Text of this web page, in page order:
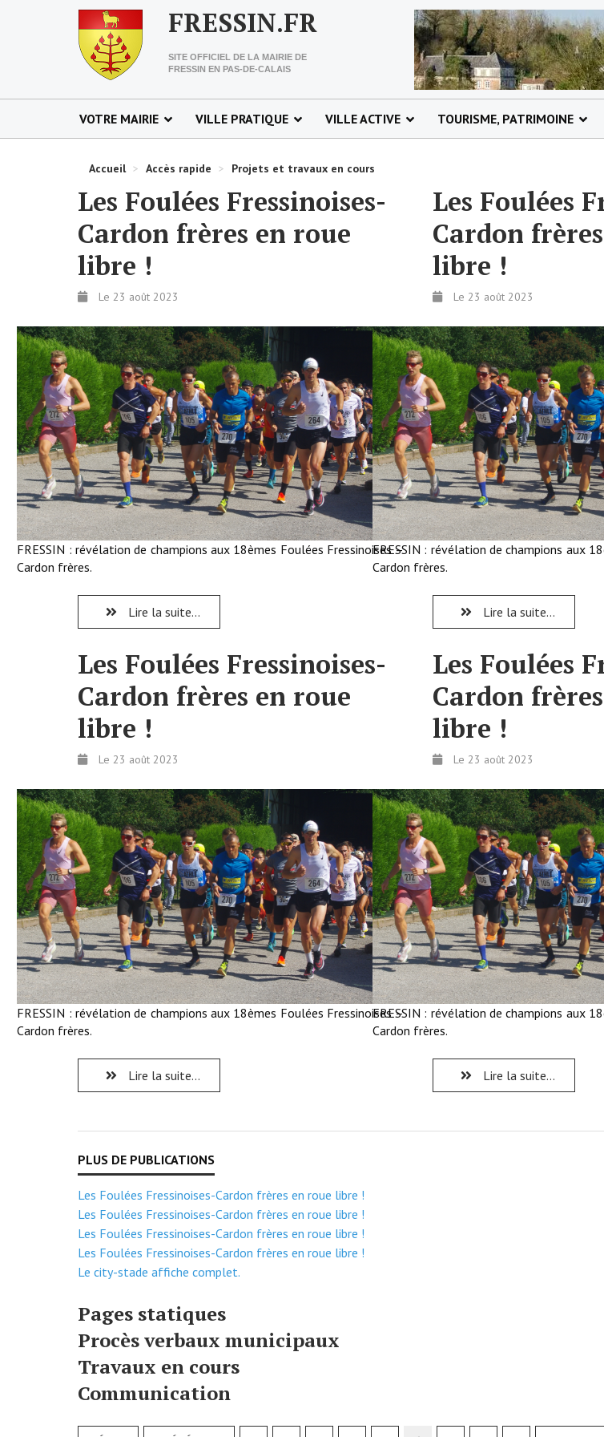
FRESSIN.FR
SITE OFFICIEL DE LA MAIRIE DE
FRESSIN EN PAS-DE-CALAIS
VOTRE MAIRIE VILLE PRATIQUE VILLE ACTIVE TOURISME, PATRIMOINE
Accueil > Accès rapide > Projets et travaux en cours
Les Foulées Fressinoises-
Cardon frères en roue
libre !
Le 23 août 2023
FRESSIN : révélation de champions aux 18èmes Foulées Fressinoises –
Cardon frères.
Lire la suite...
Les Foulées
Cardon
libre !
Le 23 août 2023
FRESSIN : révélation de champions aux
Cardon frères.
Lire la suite...
Les Foulées Fressinoises-
Cardon frères en roue
libre !
Le 23 août 2023
FRESSIN : révélation de champions aux 18èmes Foulées Fressinoises –
Cardon frères.
Lire la suite...
Les Foulées
Cardon
libre !
Le 23 août 2023
FRESSIN : révélation de champions aux
Cardon frères.
Lire la suite...
Les Foulées Fressinoises-Cardon frères en roue libre !
Les Foulées Fressinoises-Cardon frères en roue libre !
Les Foulées Fressinoises-Cardon frères en roue libre !
Les Foulées Fressinoises-Cardon frères en roue libre !
Le city-stade affiche complet.
Pages statiques
Procès verbaux municipaux
Travaux en cours
Communication